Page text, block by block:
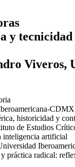
y tecnicidad
Viveros,
CDMX
historicidad y
de Estudios
inteligencia artificial
práctica radical: